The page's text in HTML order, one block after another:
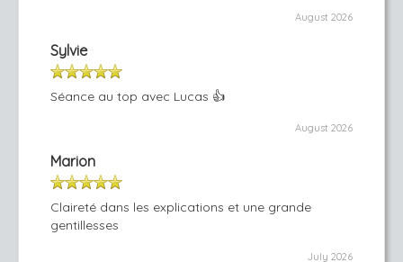
August 2026
Sylvie
Séance au top avec Lucas 👍
August 2026
Marion
Claireté dans les explications et une grande
gentillesses
July 2026